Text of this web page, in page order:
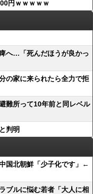
円ｗｗｗｗｗ
へ…「死んだほうが良かっ
の家に来られたら全力で拒
難所って10年前と同レベル
判明
国北朝鮮「少子化です」←
ブルに悩む若者「大人に相